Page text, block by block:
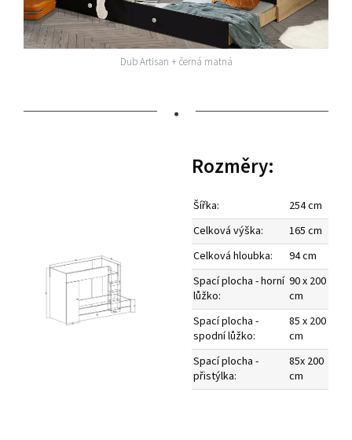
Dub Artisan + černá matná
•
Rozměry:
Šířka:
254 cm
Celková výška:
165 cm
Celková hloubka:
94 cm
Spací plocha - horní
lůžko:
90 x 200
cm
Spací plocha -
spodní lůžko:
85 x 200
cm
Spací plocha -
přistýlka:
85x 200
cm